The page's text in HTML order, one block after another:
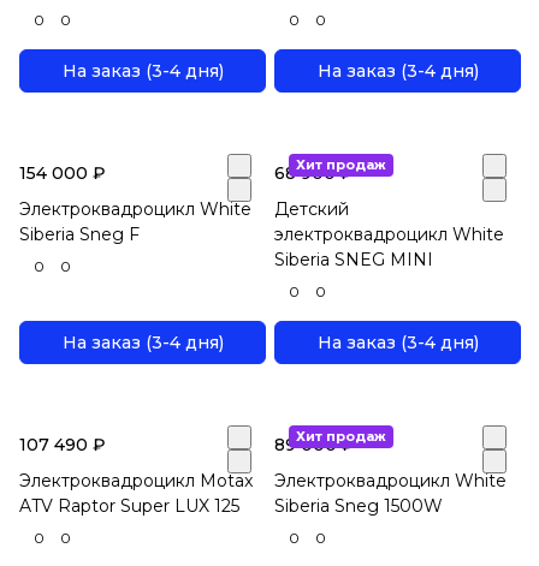
0 0
На заказ (3-4 дня)
0 0
На заказ (3-4 дня)
154 000 ₽
Электроквадроцикл White
Siberia Sneg F
0 0
На заказ (3-4 дня)
Хит продаж
68 900 ₽
Детский
электроквадроцикл White
Siberia SNEG MINI
0 0
На заказ (3-4 дня)
107 490 ₽
Электроквадроцикл Motax
ATV Raptor Super LUX 125
0 0
Хит продаж
89 000 ₽
Электроквадроцикл White
Siberia Sneg 1500W
0 0